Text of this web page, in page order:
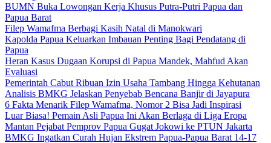
BUMN Buka Lowongan Kerja Khusus Putra-Putri Papua dan
Papua Barat
Filep Wamafma Berbagi Kasih Natal di Manokwari
Kapolda Papua Keluarkan Imbauan Penting Bagi Pendatang di
Papua
Heran Kasus Dugaan Korupsi di Papua Mandek, Mahfud Akan
Evaluasi
Pemerintah Cabut Ribuan Izin Usaha Tambang Hingga Kehutanan
Analisis BMKG Jelaskan Penyebab Bencana Banjir di Jayapura
6 Fakta Menarik Filep Wamafma, Nomor 2 Bisa Jadi Inspirasi
Luar Biasa! Pemain Asli Papua Ini Akan Berlaga di Liga Eropa
Mantan Pejabat Pemprov Papua Gugat Jokowi ke PTUN Jakarta
BMKG Ingatkan Curah Hujan Ekstrem Papua-Papua Barat 14-17